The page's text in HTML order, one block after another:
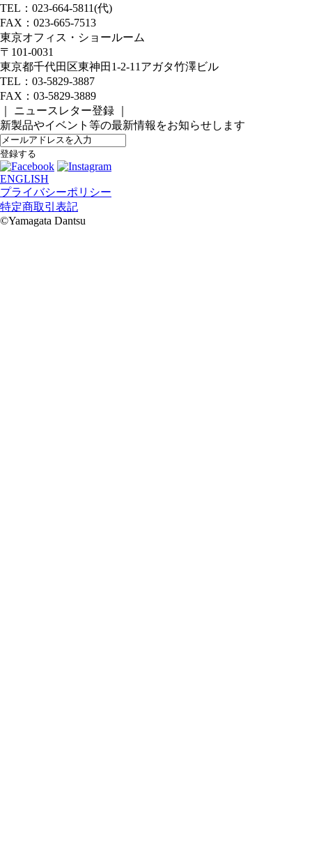
TEL：023-664-5811(代)
FAX：023-665-7513
東京オフィス・ショールーム
〒101-0031
東京都千代田区東神田1-2-11アガタ竹澤ビル
TEL：03-5829-3887
FAX：03-5829-3889
｜ ニュースレター登録 ｜
新製品やイベント等の最新情報をお知らせします
ENGLISH
プライバシーポリシー
特定商取引表記
©️Yamagata Dantsu